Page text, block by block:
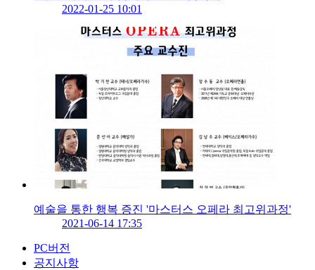
2022-01-25 10:01
예술을 통한 행복 증진 '마스터스 오페라 최고위과정'
2021-06-14 17:35
PC버전
공지사항